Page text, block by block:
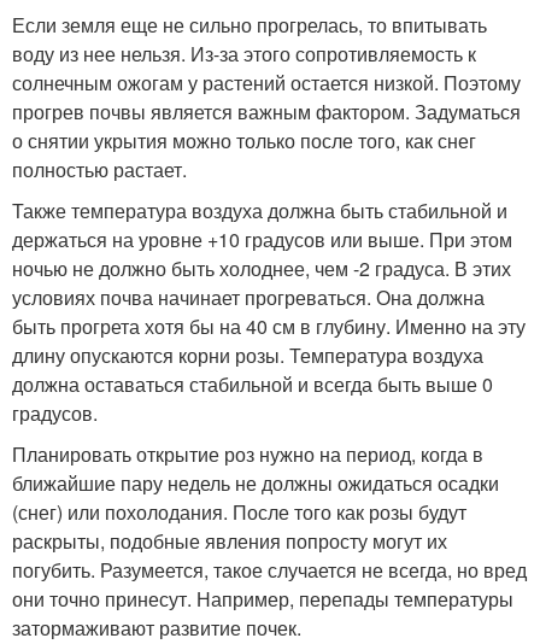
Если земля еще не сильно прогрелась, то впитывать
воду из нее нельзя. Из-за этого сопротивляемость к
солнечным ожогам у растений остается низкой. Поэтому
прогрев почвы является важным фактором. Задуматься
о снятии укрытия можно только после того, как снег
полностью растает.
Также температура воздуха должна быть стабильной и
держаться на уровне +10 градусов или выше. При этом
ночью не должно быть холоднее, чем -2 градуса. В этих
условиях почва начинает прогреваться. Она должна
быть прогрета хотя бы на 40 см в глубину. Именно на эту
длину опускаются корни розы. Температура воздуха
должна оставаться стабильной и всегда быть выше 0
градусов.
Планировать открытие роз нужно на период, когда в
ближайшие пару недель не должны ожидаться осадки
(снег) или похолодания. После того как розы будут
раскрыты, подобные явления попросту могут их
погубить. Разумеется, такое случается не всегда, но вред
они точно принесут. Например, перепады температуры
затормаживают развитие почек.